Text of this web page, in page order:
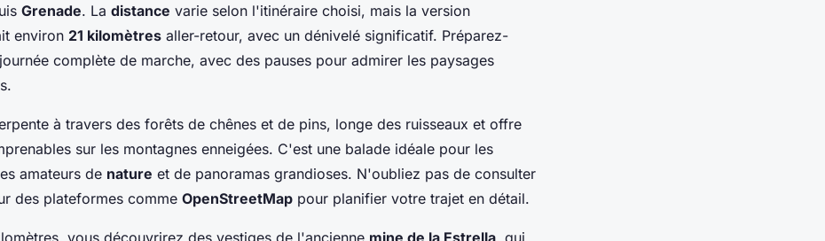
Grenade. La distance varie selon l'itinéraire choisi, mais la version
environ 21 kilomètres aller-retour, avec un dénivelé significatif. Préparez-
complète de marche, avec des pauses pour admirer les paysages
à travers des forêts de chênes et de pins, longe des ruisseaux et offre
sur les montagnes enneigées. C'est une balade idéale pour les
amateurs de nature et de panoramas grandioses. N'oubliez pas de consulter
des plateformes comme OpenStreetMap pour planifier votre trajet en détail.
vous découvrirez des vestiges de l'ancienne mine de la Estrella, qui